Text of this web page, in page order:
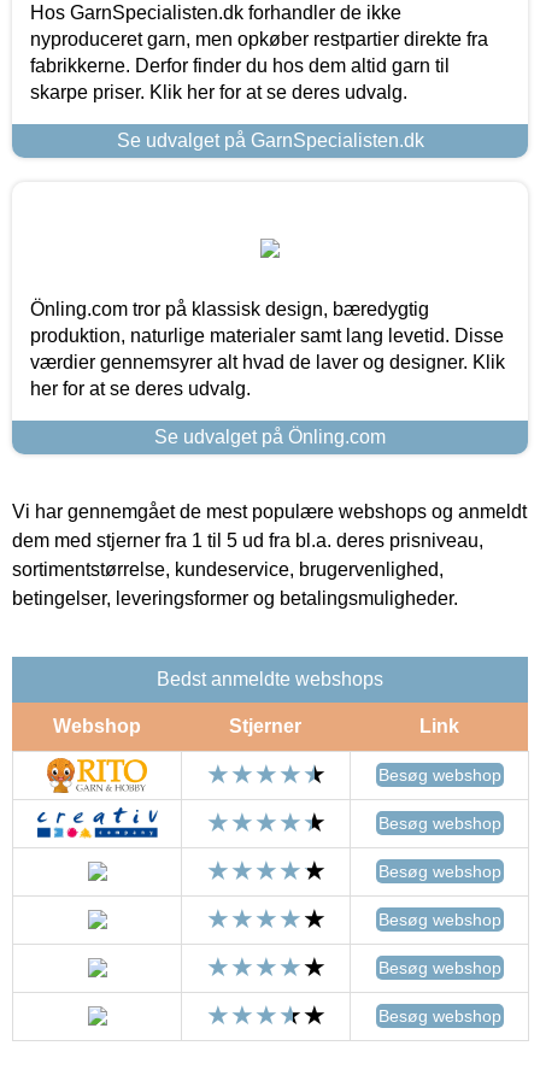
Hos GarnSpecialisten.dk forhandler de ikke
nyproduceret garn, men opkøber restpartier direkte fra
fabrikkerne. Derfor finder du hos dem altid garn til
skarpe priser. Klik her for at se deres udvalg.
Se udvalget på GarnSpecialisten.dk
Önling.com tror på klassisk design, bæredygtig
produktion, naturlige materialer samt lang levetid. Disse
værdier gennemsyrer alt hvad de laver og designer. Klik
her for at se deres udvalg.
Se udvalget på Önling.com
Vi har gennemgået de mest populære webshops og anmeldt
dem med stjerner fra 1 til 5 ud fra bl.a. deres prisniveau,
sortimentstørrelse, kundeservice, brugervenlighed,
betingelser, leveringsformer og betalingsmuligheder.
Bedst anmeldte webshops
Webshop Stjerner Link
Besøg webshop
Besøg webshop
Besøg webshop
Besøg webshop
Besøg webshop
Besøg webshop